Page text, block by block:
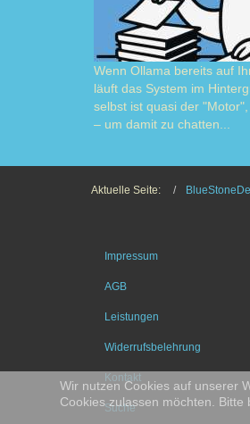
Wenn Ollama bereits auf
läuft das System im
selbst ist quasi der
– um damit zu chatten...
Aktuelle Seite:
Impressum
AGB
Leistungen
Widerrufsbelehrung
Kontakt
Suche
Wir nutzen Cookies auf unserer
Cookies zulassen möchten.